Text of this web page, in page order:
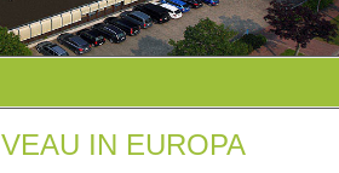
IN EUROPA